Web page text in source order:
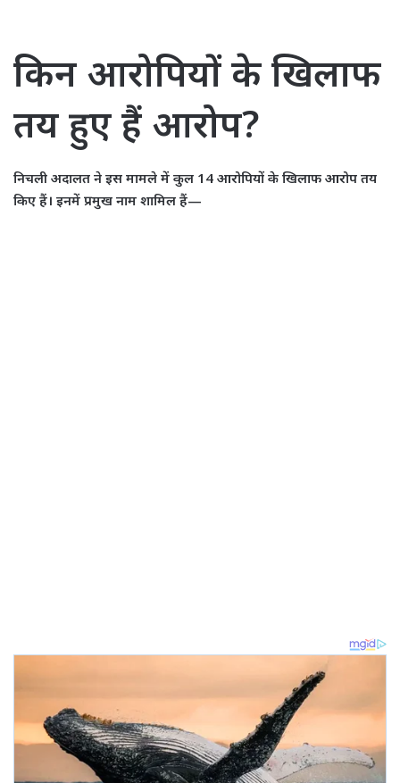
किन आरोपियों के खिलाफ
तय हुए हैं आरोप?
निचली अदालत ने इस मामले में कुल 14 आरोपियों के खिलाफ आरोप तय
किए हैं। इनमें प्रमुख नाम शामिल हैं—